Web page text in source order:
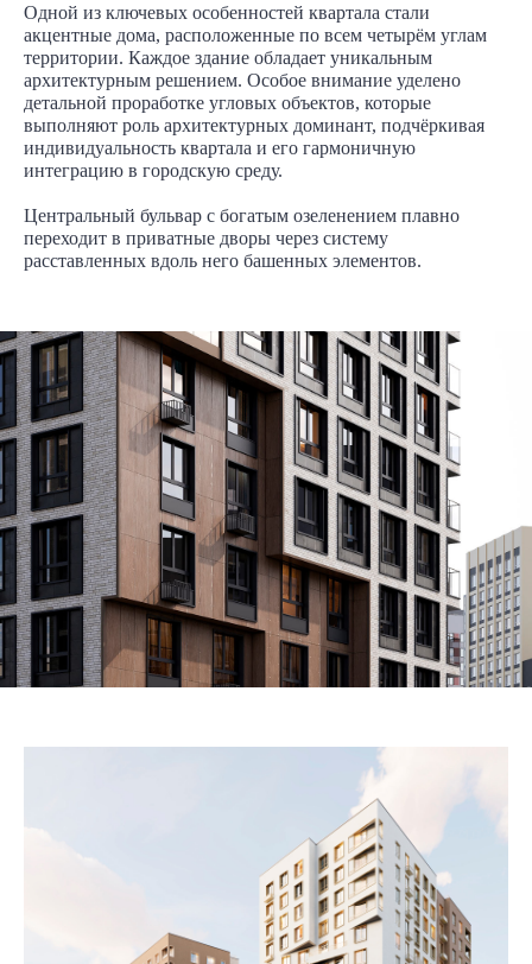
Одной из ключевых особенностей квартала стали
акцентные дома, расположенные по всем четырём углам
территории. Каждое здание обладает уникальным
архитектурным решением. Особое внимание уделено
детальной проработке угловых объектов, которые
выполняют роль архитектурных доминант, подчёркивая
индивидуальность квартала и его гармоничную
интеграцию в городскую среду.
Центральный бульвар с богатым озеленением плавно
переходит в приватные дворы через систему
расставленных вдоль него башенных элементов.